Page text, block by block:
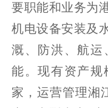
要职能和业务为
机电设备安装及
溉、防洪、航运
能。现有资产规
家，运营管理湘